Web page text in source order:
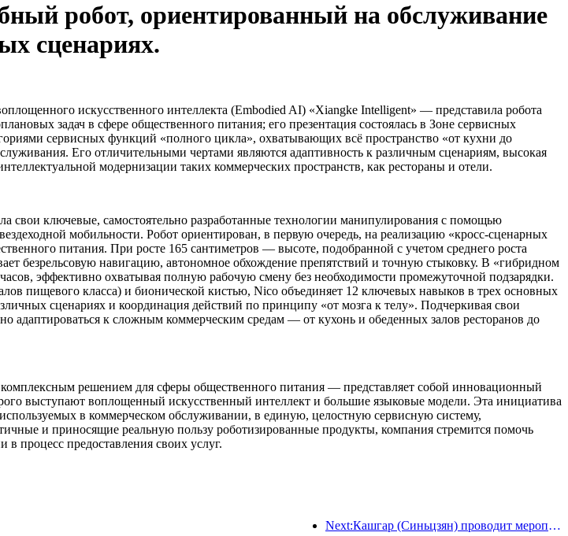
робот, ориентированный на обслуживание
сценариях.
искусственного интеллекта (Embodied AI) «Xiangke Intelligent» — представила робота
задач в сфере общественного питания; его презентация состоялась в Зоне сервисных
сервисных функций «полного цикла», охватывающих всё пространство «от кухни до
Его отличительными чертами являются адаптивность к различным сценариям, высокая
модернизации таких коммерческих пространств, как рестораны и отели.
ключевые, самостоятельно разработанные технологии манипулирования с помощью
мобильности. Робот ориентирован, в первую очередь, на реализацию «кросс-сценарных
питания. При росте 165 сантиметров — высоте, подобранной с учетом среднего роста
безрельсовую навигацию, автономное обхождение препятствий и точную стыковку. В «гибридном
эффективно охватывая полную рабочую смену без необходимости промежуточной подзарядки.
пищевого класса) и бионической кистью, Nico объединяет 12 ключевых навыков в трех основных
сценариях и координация действий по принципу «от мозга к телу». Подчеркивая свои
адаптироваться к сложным коммерческим средам — от кухонь и обеденных залов ресторанов до
решением для сферы общественного питания — представляет собой инновационный
выступают воплощенный искусственный интеллект и большие языковые модели. Эта инициатива
в коммерческом обслуживании, в единую, целостную сервисную систему,
и приносящие реальную пользу роботизированные продукты, компания стремится помочь
процесс предоставления своих услуг.
Next:Кашгар (Синьцзян) проводит мероприятие по продвижению туризма с целью содействия межэтническому обмену.